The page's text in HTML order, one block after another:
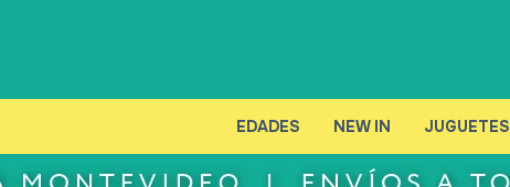
EDADES NEW IN JUGUETES